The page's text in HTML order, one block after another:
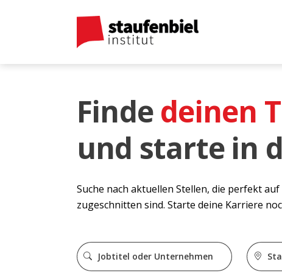
Finde deinen
und starte in
Suche nach aktuellen Stellen, die perfekt
zugeschnitten sind. Starte deine Karriere